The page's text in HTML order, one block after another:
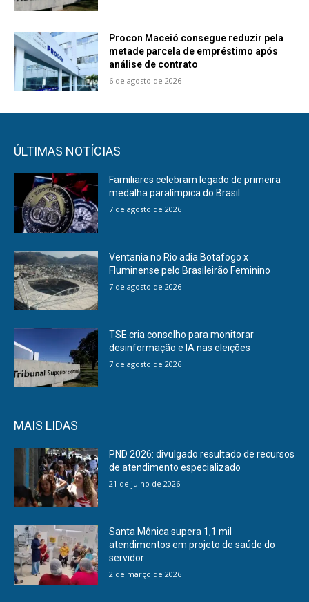
Procon Maceió consegue reduzir pela
metade parcela de empréstimo após
análise de contrato
6 de agosto de 2026
ÚLTIMAS NOTÍCIAS
Familiares celebram legado de primeira
medalha paralímpica do Brasil
7 de agosto de 2026
Ventania no Rio adia Botafogo x
Fluminense pelo Brasileirão Feminino
7 de agosto de 2026
TSE cria conselho para monitorar
desinformação e IA nas eleições
7 de agosto de 2026
MAIS LIDAS
PND 2026: divulgado resultado de recursos
de atendimento especializado
21 de julho de 2026
Santa Mônica supera 1,1 mil
atendimentos em projeto de saúde do
servidor
2 de março de 2026